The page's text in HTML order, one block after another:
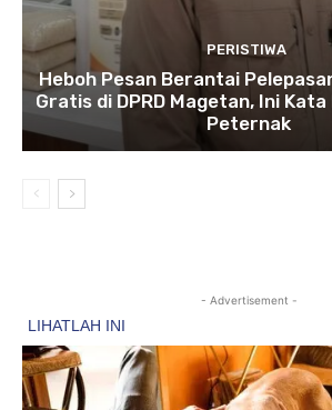
PERISTIWA
Heboh Pesan Berantai
Gratis di DPRD Magetan, Ini
Peternak
- Advertisement -